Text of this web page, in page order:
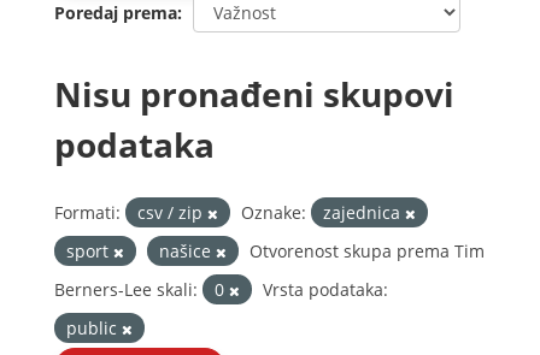
Poredaj prema
Nisu pronađeni skupovi
podataka
Formati: csv / zip Oznake:
zajednica
sport
našice
Otvorenost skupa prema Tim
Berners-Lee skali:
0
Vrsta podataka:
public